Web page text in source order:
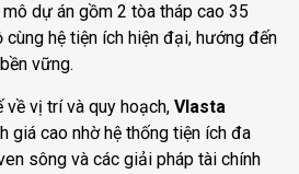
dự án gồm 2 tòa tháp cao 35
hệ tiện ích hiện đại, hướng đến
vững.
vị trí và quy hoạch, Vlasta
giá cao nhờ hệ thống tiện ích đa
sông và các giải pháp tài chính